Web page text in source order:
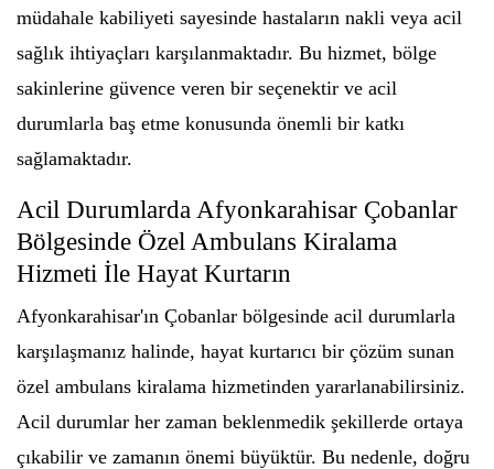
müdahale kabiliyeti sayesinde hastaların nakli veya acil
sağlık ihtiyaçları karşılanmaktadır. Bu hizmet, bölge
sakinlerine güvence veren bir seçenektir ve acil
durumlarla baş etme konusunda önemli bir katkı
sağlamaktadır.
Acil Durumlarda Afyonkarahisar Çobanlar
Bölgesinde Özel Ambulans Kiralama
Hizmeti İle Hayat Kurtarın
Afyonkarahisar'ın Çobanlar bölgesinde acil durumlarla
karşılaşmanız halinde, hayat kurtarıcı bir çözüm sunan
özel ambulans kiralama hizmetinden yararlanabilirsiniz.
Acil durumlar her zaman beklenmedik şekillerde ortaya
çıkabilir ve zamanın önemi büyüktür. Bu nedenle, doğru